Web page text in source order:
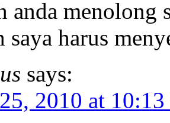
anda menolong
saya harus
says:
2010 at